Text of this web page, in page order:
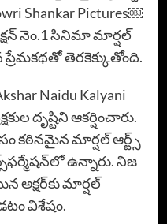
Shankar Pictures￼
నెం.1 సినిమా మార్షల్
తెరకెక్కుతోంది.
Naidu Kalyani
దృష్టిని ఆకర్షించారు.
కఠినమైన మార్షల్ ఆర్ట్స్
ఉన్నారు. నిజ
అక్షర్‌కు మార్షల్
విశేషం.